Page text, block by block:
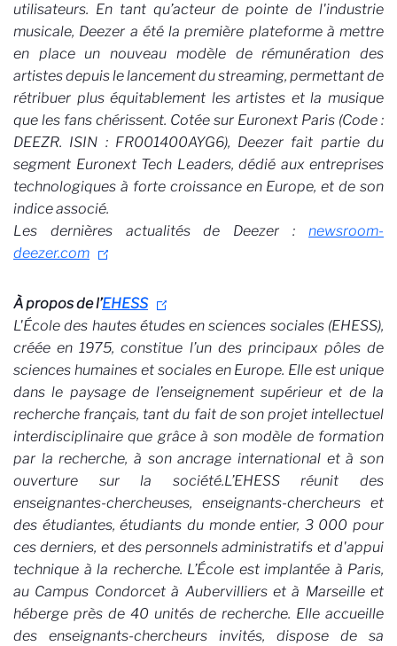
utilisateurs. En tant qu’acteur de pointe de l'industrie
musicale, Deezer a été la première plateforme à mettre
en place un nouveau modèle de rémunération des
artistes depuis le lancement du streaming, permettant de
rétribuer plus équitablement les artistes et la musique
que les fans chérissent. Cotée sur Euronext Paris (Code :
DEEZR. ISIN : FR001400AYG6), Deezer fait partie du
segment Euronext Tech Leaders, dédié aux entreprises
technologiques à forte croissance en Europe, et de son
indice associé.
Les dernières actualités de Deezer : newsroom-
deezer.com
À propos de l’EHESS
L'École des hautes études en sciences sociales (EHESS),
créée en 1975, constitue l’un des principaux pôles de
sciences humaines et sociales en Europe. Elle est unique
dans le paysage de l’enseignement supérieur et de la
recherche français, tant du fait de son projet intellectuel
interdisciplinaire que grâce à son modèle de formation
par la recherche, à son ancrage international et à son
ouverture sur la société.L’EHESS réunit des
enseignantes-chercheuses, enseignants-chercheurs et
des étudiantes, étudiants du monde entier, 3 000 pour
ces derniers, et des personnels administratifs et d'appui
technique à la recherche. L’École est implantée à Paris,
au Campus Condorcet à Aubervilliers et à Marseille et
héberge près de 40 unités de recherche. Elle accueille
des enseignants-chercheurs invités, dispose de sa